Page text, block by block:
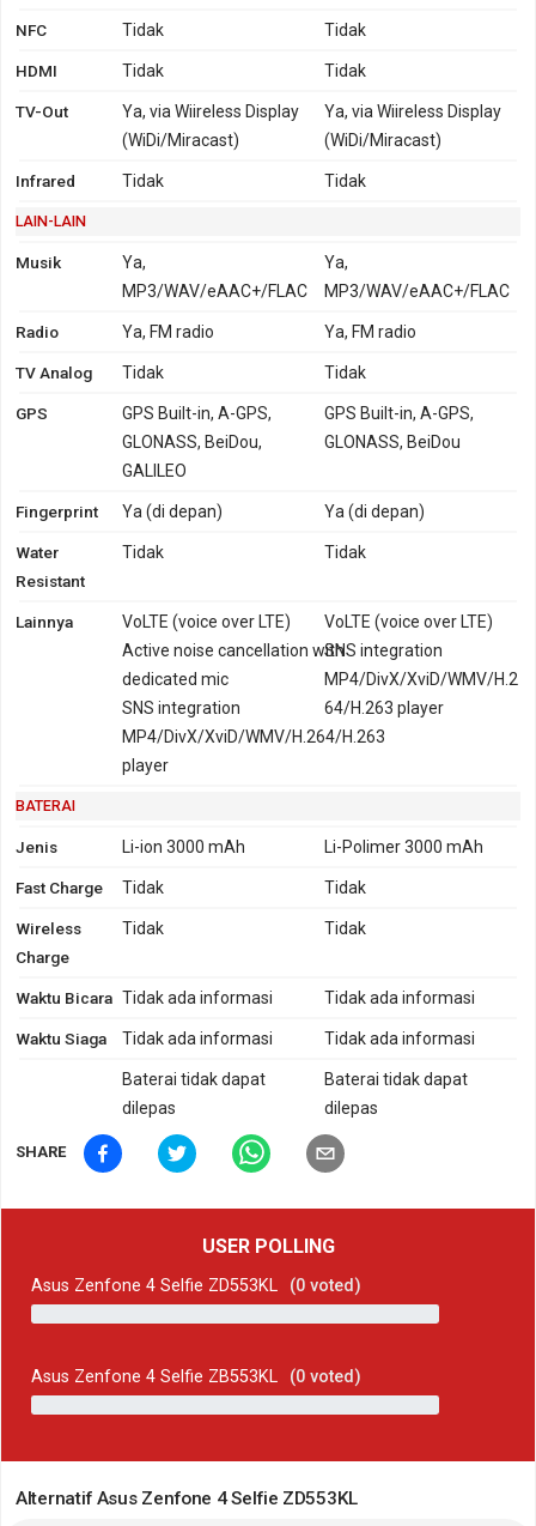
NFC Tidak Tidak
HDMI Tidak Tidak
TV-Out
Ya, via Wiireless Display
(WiDi/Miracast)
Ya, via Wiireless Display
(WiDi/Miracast)
Infrared Tidak Tidak
LAIN-LAIN
Musik
Ya,
MP3/WAV/eAAC+/FLAC
Ya,
MP3/WAV/eAAC+/FLAC
Radio Ya, FM radio Ya, FM radio
TV Analog Tidak Tidak
GPS
GPS Built-in, A-GPS,
GLONASS, BeiDou,
GALILEO
GPS Built-in, A-GPS,
GLONASS, BeiDou
Fingerprint Ya (di depan) Ya (di depan)
Water
Resistant
Tidak Tidak
Lainnya
VoLTE (voice over LTE)
Active noise cancellation with
dedicated mic
SNS integration
MP4/DivX/XviD/WMV/H.264/H.263
player
VoLTE (voice over LTE)
SNS integration
MP4/DivX/XviD/WMV/H.2
64/H.263 player
BATERAI
Jenis Li-ion 3000 mAh Li-Polimer 3000 mAh
Fast Charge Tidak Tidak
Wireless
Charge
Tidak Tidak
Waktu Bicara Tidak ada informasi Tidak ada informasi
Waktu Siaga Tidak ada informasi Tidak ada informasi
Baterai tidak dapat
dilepas
Baterai tidak dapat
dilepas
SHARE
USER POLLING
Asus Zenfone 4 Selfie ZD553KL (0 voted)
Asus Zenfone 4 Selfie ZB553KL (0 voted)
Alternatif Asus Zenfone 4 Selfie ZD553KL